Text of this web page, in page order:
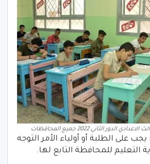
الدور الثاني 2022 جميع المحافظات
على الطلبة أو أولياء الأمر التوجه
التعليم للمحافظة التابع لها.